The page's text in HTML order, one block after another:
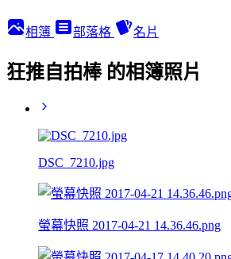
相簿 部落格 名片
狂推自拍棒 的相簿照片
DSC_7210.jpg
螢幕快照 2017-04-21 14.36.46.png